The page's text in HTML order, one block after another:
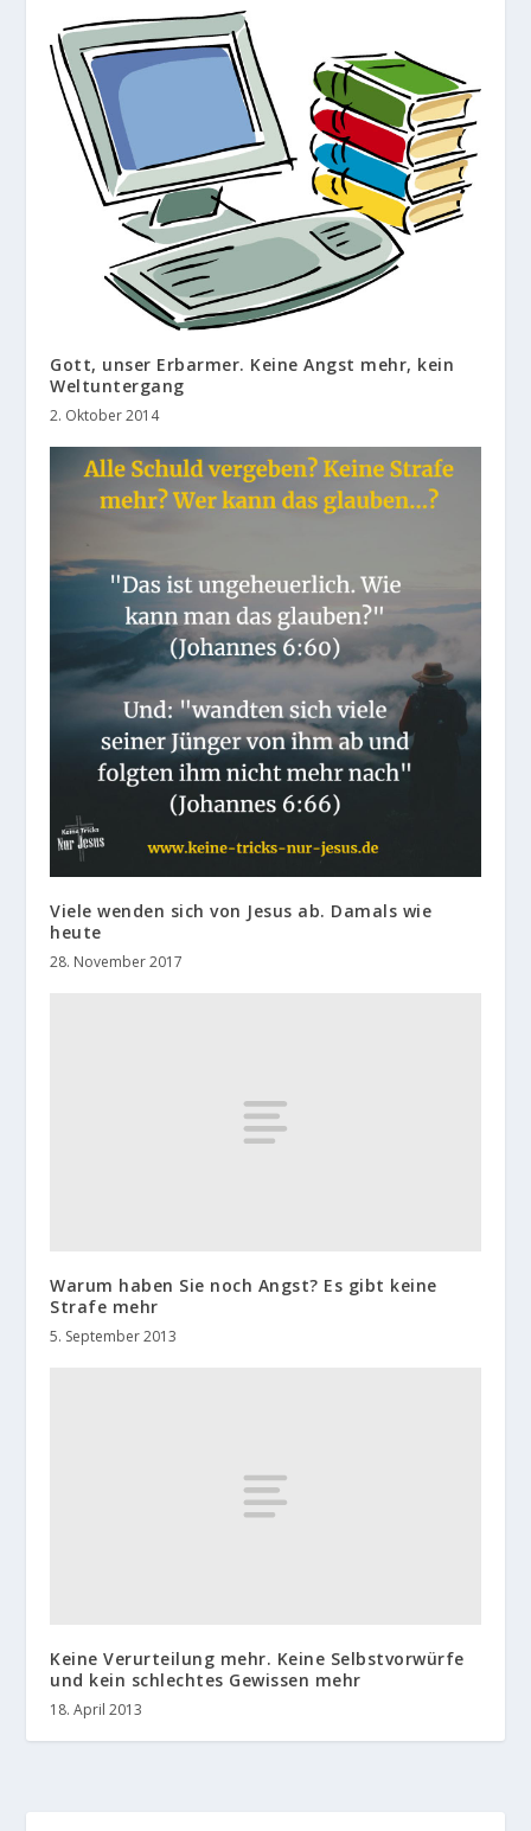
Gott, unser Erbarmer. Keine Angst mehr, kein
Weltuntergang
2. Oktober 2014
Viele wenden sich von Jesus ab. Damals wie
heute
28. November 2017
Warum haben Sie noch Angst? Es gibt keine
Strafe mehr
5. September 2013
Keine Verurteilung mehr. Keine Selbstvorwürfe
und kein schlechtes Gewissen mehr
18. April 2013